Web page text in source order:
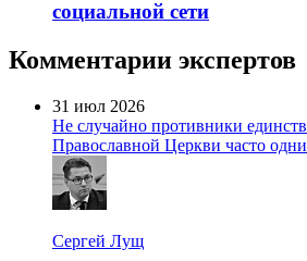
социальной сети
Комментарии экспертов
31 июл 2026
Не случайно противники
Православной Церкви часто
Сергей Лущ